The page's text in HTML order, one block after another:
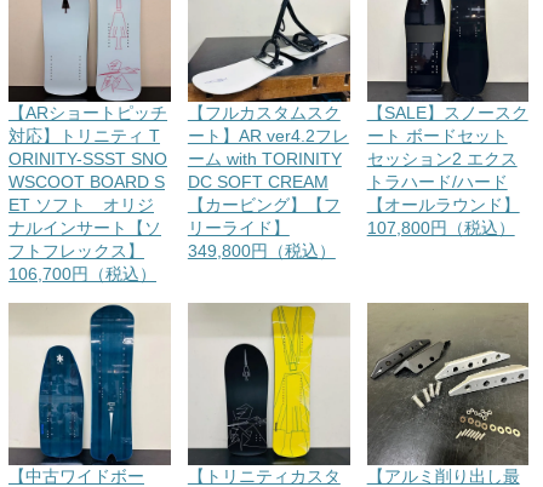
【ARショートピッチ
対応】トリニティ T
ORINITY-SSST SNO
WSCOOT BOARD S
ET ソフト オリジ
ナルインサート【ソ
フトフレックス】
106,700円（税込）
【フルカスタムスク
ート】AR ver4.2フレ
ーム with TORINITY
DC SOFT CREAM
【カービング】【フ
リーライド】
349,800円（税込）
【SALE】スノースク
ート ボードセット
セッション2 エクス
トラハード/ハード
【オールラウンド】
107,800円（税込）
【中古ワイドボー
【トリニティカスタ
【アルミ削り出し最